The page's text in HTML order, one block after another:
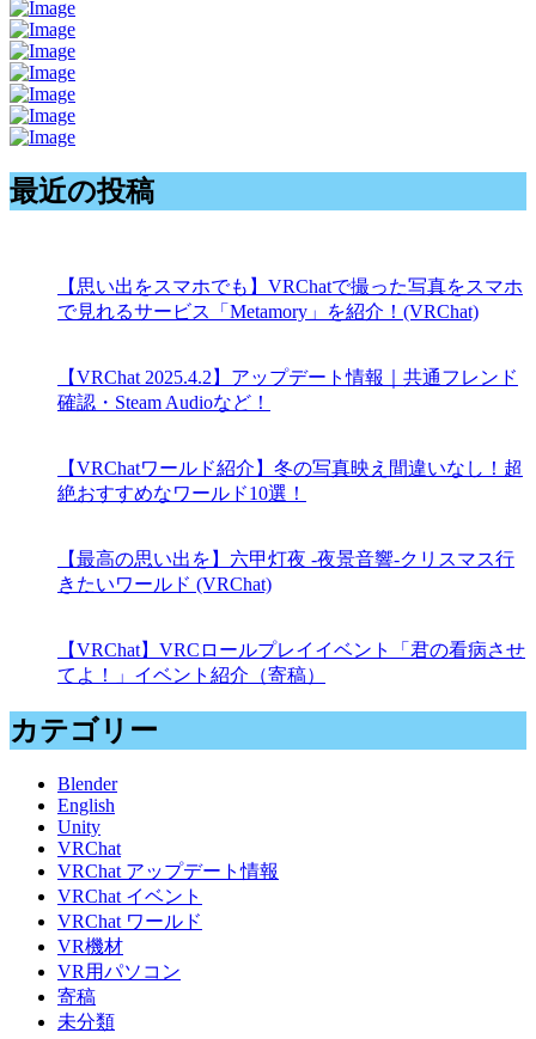
最近の投稿
【思い出をスマホでも】VRChatで撮った写真をスマホ
で見れるサービス「Metamory」を紹介！(VRChat)
【VRChat 2025.4.2】アップデート情報｜共通フレンド
確認・Steam Audioなど！
【VRChatワールド紹介】冬の写真映え間違いなし！超
絶おすすめなワールド10選！
【最高の思い出を】六甲灯夜 -夜景音響-クリスマス行
きたいワールド (VRChat)
【VRChat】VRCロールプレイイベント「君の看病させ
てよ！」イベント紹介（寄稿）
カテゴリー
Blender
English
Unity
VRChat
VRChat アップデート情報
VRChat イベント
VRChat ワールド
VR機材
VR用パソコン
寄稿
未分類